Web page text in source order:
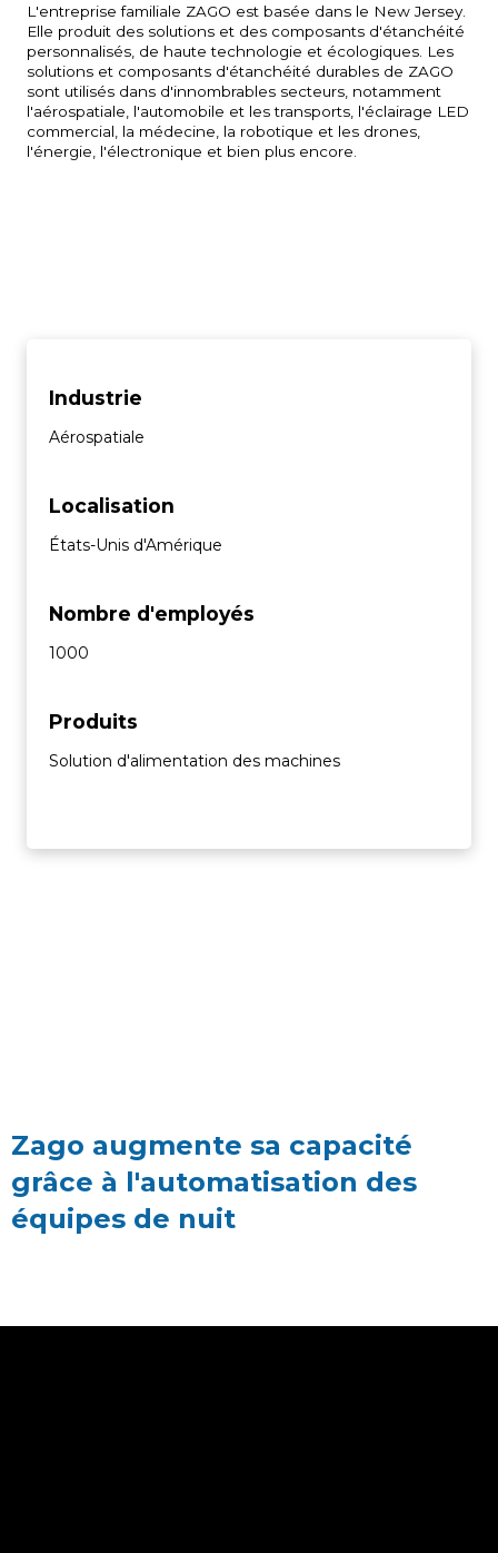
L'entreprise familiale ZAGO est basée dans le New Jersey.
Elle produit des solutions et des composants d'étanchéité
personnalisés, de haute technologie et écologiques. Les
solutions et composants d'étanchéité durables de ZAGO
sont utilisés dansd'innombrables secteurs, notamment
l'aérospatiale, l'automobile et les transports, l'éclairage LED
commercial, la médecine, la robotique et les drones,
l'énergie, l'électronique et bien plus encore
Industrie
Aérospatiale
Localisation
États-Unis d'Amérique
Nombre d'employés
1000
Produits
Solution d'alimentation des machines
Zago augmente sa capacité
grâce à l'automatisation des
équipes de nuit